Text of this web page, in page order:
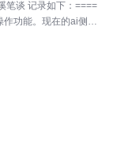
笔谈 记录如下：====
功能。现在的ai侧重
要的标题生成对应的